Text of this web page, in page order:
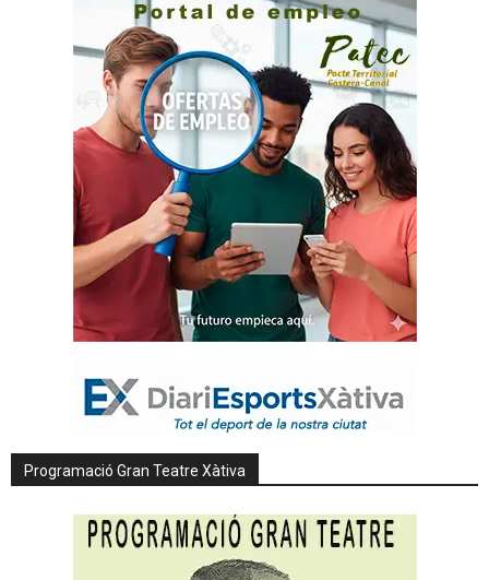
Programació Gran Teatre Xàtiva